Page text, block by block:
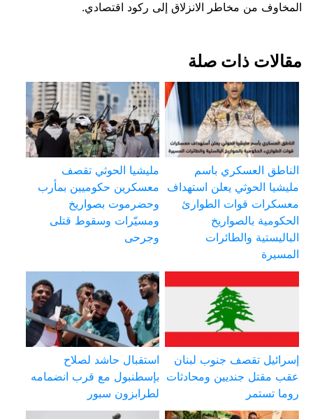
المخاوف من مخاطر الانزلاق إلى ركود اقتصادي.
مقالات ذات صلة
الناطق العسكري باسم
مليشيا الحوثي يعلن استهداف
معسكرات قوات الطوارئ
الحكومية بالصواريخ
الباليستية والطائرات
المسيرة
مليشيا الحوثي تقصف
معسكرين حكوميين بمأرب
وحضرموت بصواريخ
ومسيّرات وسقوط قتلى
وجرحى
إسرائيل تقصف جنوب لبنان
عقب مقتل جنديين ومحادثات
روما تستمر
استقبال حاشد لصلاح
بإسطنبول مع قرب انضمامه
لطرابزون سبور